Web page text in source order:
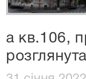
а кв.106,